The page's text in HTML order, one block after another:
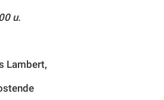
u.
Lambert,